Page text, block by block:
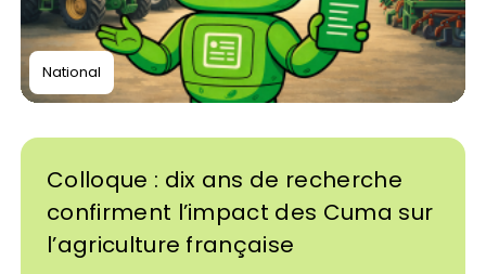
National
Colloque : dix ans de recherche
confirment l’impact des Cuma sur
l’agriculture française